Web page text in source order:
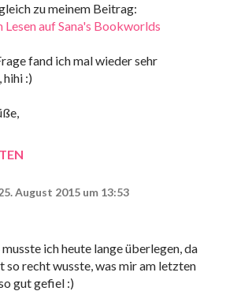
zu meinem Beitrag:
Lesen auf Sana's Bookworlds
fand ich mal wieder sehr
hihi :)
August 2015 um 13:53
ich heute lange überlegen, da
so recht wusste, was mir am letzten
gut gefiel :)